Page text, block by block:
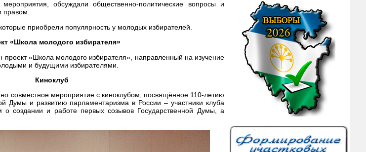
мероприятия, обсуждали общественно-политические вопросы и
правом.
приобрели популярность у молодых избирателей.
«Школа молодого избирателя»
«Школа молодого избирателя», направленный на изучение
и будущими избирателями.
Киноклуб
совместное мероприятие с киноклубом, посвящённое 110-летию
Думы и развитию парламентаризма в России – участники клуба
о создании и работе первых созывов Государственной Думы, а